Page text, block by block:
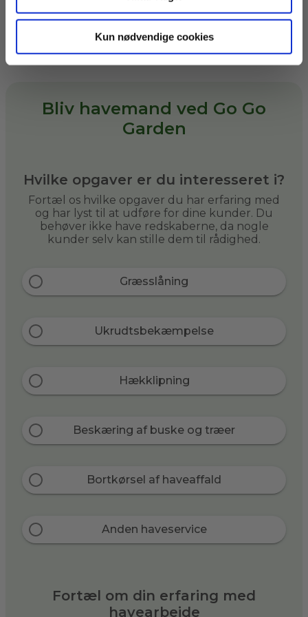
Kun nødvendige cookies
flere opgaver til dig, hvis du selv
Bliv havemand ved Go Go
Garden
Hvilke opgaver er du interesseret i?
Fortæl os hvilke opgaver du har erfaring med
og har lyst til at udføre for dine kunder. Du
behøver ikke have redskaberne, da nogle
kunder selv kan stille dem til rådighed.
Græsslåning
Ukrudtsbekæmpelse
Hækklipning
Beskæring af buske og træer
Bortkørsel af haveaffald
Anden haveservice
Fortæl om din erfaring med
havearbejde